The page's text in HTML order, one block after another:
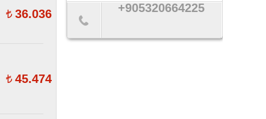
36.036
45.474
+905320664225